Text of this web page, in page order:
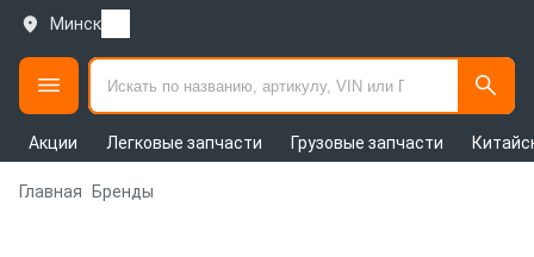
Минск
Акции Легковые запчасти Грузовые запчасти
Главная Бренды